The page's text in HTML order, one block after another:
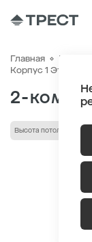
Главная
Корпус 1 Этаж 12
2-
Высота потолка 2,72 м